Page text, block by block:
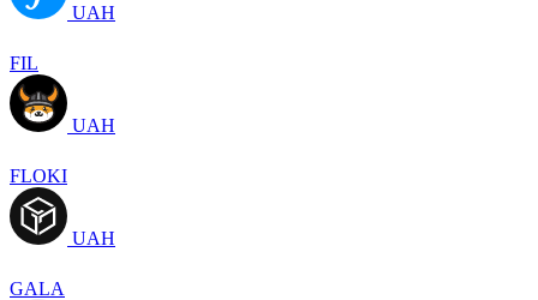
UAH
FIL
UAH
FLOKI
UAH
GALA